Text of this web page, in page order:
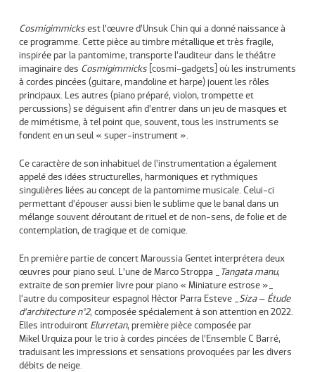
Cosmigimmicksest l’œuvre d’Unsuk Chin qui a donné naissance à
ce programme. Cette pièce au timbre métallique et très fragile,
inspirée par la pantomime, transporte l’auditeur dans le théâtre
imaginaire des Cosmigimmicks[cosmi-gadgets] où les instruments
à cordes pincées (guitare, mandoline et harpe) jouent les rôles
principaux. Les autres (piano préparé, violon, trompette et
percussions) se déguisent afin d’entrer dans un jeu de masques et
de mimétisme, à tel point que, souvent, tous les instruments se
fondent en un seul « super-instrument ».
Ce caractère de son inhabituel de l’instrumentation a également
appelé des idées structurelles, harmoniques et rythmiques
singulières liées au concept de la pantomime musicale. Celui-ci
permettant d’épouser aussi bien le sublime que le banal dans un
mélange souvent déroutant de rituel et de non-sens, de folie et de
contemplation, de tragique et de comique.
En première partie de concert Maroussia Gentet interprétera deux
œuvres pour piano seul. L’une de Marco Stroppa _
Tangata manu,
extraite de son premier livre pour piano « Miniature estrose »_
l’autre du compositeur espagnol Hèctor Parra Esteve _ Siza– Étude
d’architecture n°2, composée spécialement à son attention en 2022.
Elles introduiront Elurretan, première pièce composée par
Mikel Urquiza pour le trio à cordes pincées de l’Ensemble C Barré,
traduisant les impressions et sensations provoquées par les divers
débits de neige.